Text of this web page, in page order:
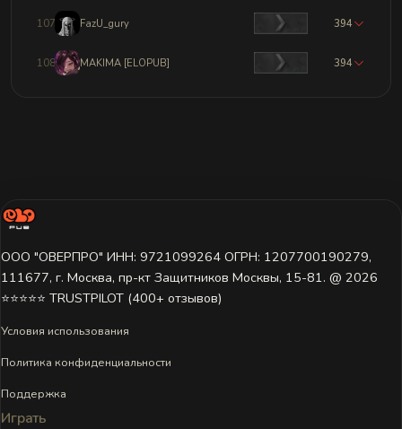
1079 FazU_gury 394
1080 MAKIMA [ELOPUB] 394
ООО "ОВЕРПРО" ИНН: 9721099264 ОГРН: 1207700190279,
111677, г. Москва, пр-кт Защитников Москвы, 15-81. @ 2026 ㅤ
⭐⭐⭐⭐⭐ TRUSTPILOT (400+ отзывов)
Условия использования
Политика конфиденциальности
Поддержка
Играть